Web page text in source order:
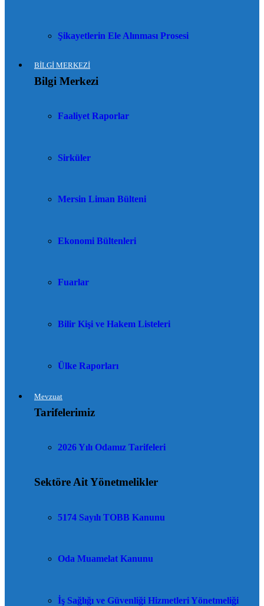
Şikayetlerin Ele Alınması Prosesi
BİLGİ MERKEZİ
Bilgi Merkezi
Faaliyet Raporlar
Sirküler
Mersin Liman Bülteni
Ekonomi Bültenleri
Fuarlar
Bilir Kişi ve Hakem Listeleri
Ülke Raporları
Mevzuat
Tarifelerimiz
2026 Yılı Odamız Tarifeleri
Sektöre Ait Yönetmelikler
5174 Sayılı TOBB Kanunu
Oda Muamelat Kanunu
İş Sağlığı ve Güvenliği Hizmetleri Yönetmeliği